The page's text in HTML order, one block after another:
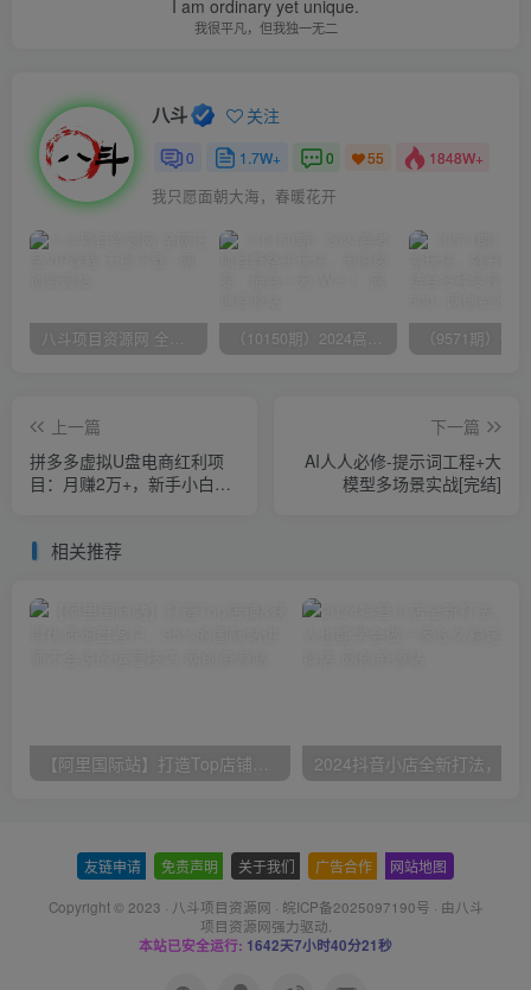
I am ordinary yet unique.
我很平凡，但我独一无二
八斗 关注
0 1.7W+ 0 55 1848W+
我只愿面朝大海，春暖花开
八斗项目资源网 全网正品VIP课程 无损下载~ （10150期）2024高考项目野路子玩法，无限裂变，最高一天1W＋！
上一篇
拼多多虚拟U盘电商红利项
目：月赚2万+，新手小白也
下一篇
AI人人必修-提示词工程+大
模型多场景实战[完结]
相关推荐
【阿里国际站】打造Top店铺&获得优质询盘客户，​95%的国际站讲师不会说的运营技巧
友链申请 免责声明 关于我们 广告合作 网站地图
Copyright © 2023 · 八斗项目资源网 · 皖ICP备2025097190号 · 由八斗
项目资源网强力驱动.
本站已安全运行: 1642天7小时40分22秒